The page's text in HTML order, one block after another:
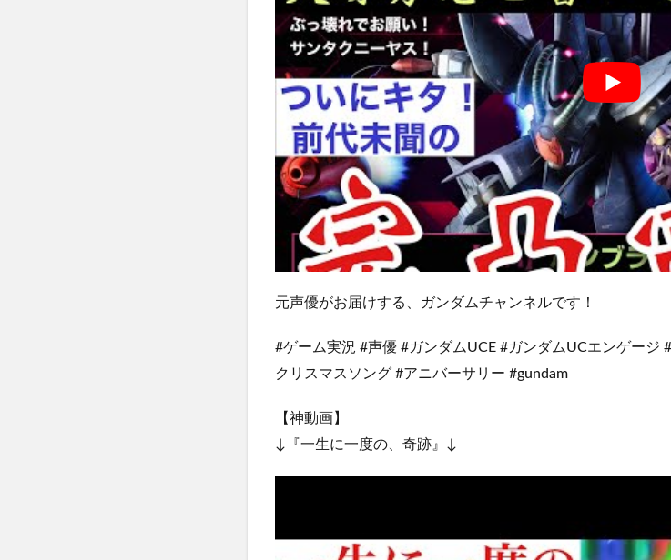
元声優がお届けする、ガンダムチャンネルです！
#ゲーム実況 #声優 #ガンダムUCE #ガンダムUCエンゲージ
クリスマスソング #アニバーサリー #gundam
【神動画】
↓『一生に一度の、奇跡』↓